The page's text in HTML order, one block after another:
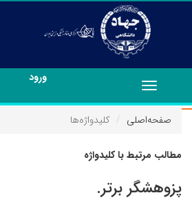
ورود
Toggle
navigation
صفحه‌اصلی
کلیدواژه‌ها
مطالب مرتبط با کلیدواژه
پزوهشگر برتر.